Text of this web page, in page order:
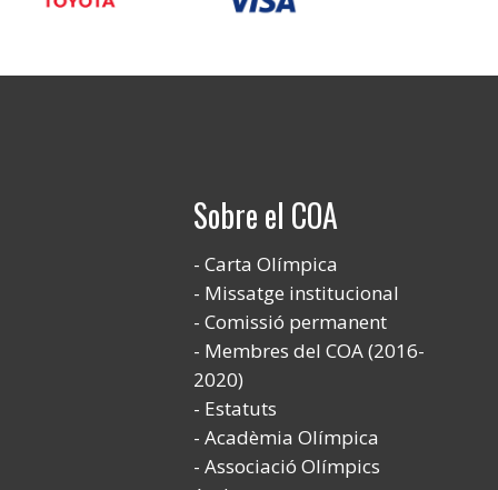
Sobre el COA
Carta Olímpica
Missatge institucional
Comissió permanent
Membres del COA (2016-
2020)
Estatuts
Acadèmia Olímpica
Associació Olímpics